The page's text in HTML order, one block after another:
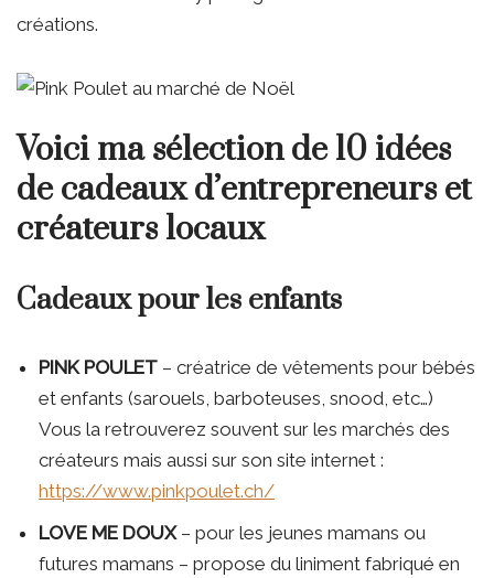
créations.
Voici ma sélection de 10 idées
de cadeaux d’entrepreneurs et
créateurs locaux
Cadeaux pour les enfants
PINK POULET – créatrice de vêtements pour bébés
et enfants (sarouels, barboteuses, snood, etc…)
Vous la retrouverez souvent sur les marchés des
créateurs mais aussi sur son site internet :
https://www.pinkpoulet.ch/
LOVE ME DOUX– pour les jeunes mamans ou
futures mamans – propose du liniment fabriqué en